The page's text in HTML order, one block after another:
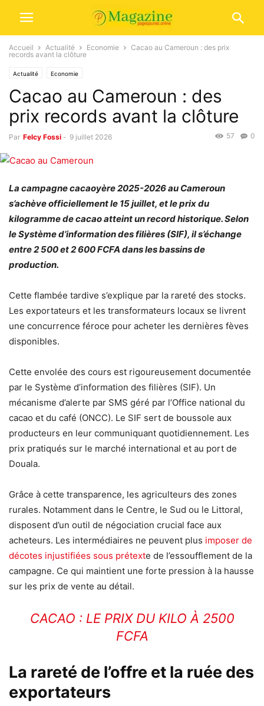
Accueil Actualité Economie
Cacao au Cameroun : des prix
records avant la clôture
Actualité Economie
Cacao au Cameroun : des
prix records avant la clôture
Par Felcy Fossi - 9 juillet 2026 0
57
La campagne cacaoyère 2025-2026 au Cameroun
s’achève officiellement le 15 juillet, et le prix du
kilogramme de cacao atteint un record historique. Selon
le Système d’information des filières (SIF), il s’échange
entre 2 500 et 2 600 FCFA dans les bassins de
production.
Cette flambée tardive s’explique par la rareté des stocks.
Les exportateurs et les transformateurs locaux se livrent
une concurrence féroce pour acheter les dernières fèves
disponibles.
Cette envolée des cours est rigoureusement documentée
par le Système d’information des filières (SIF). Un
mécanisme d’alerte par SMS géré par l’Office national du
cacao et du café (ONCC). Le SIF sert de boussole aux
producteurs en leur communiquant quotidiennement. Les
prix pratiqués sur le marché international et au port de
Douala.
Grâce à cette transparence, les agriculteurs des zones
rurales. Notamment dans le Centre, le Sud ou le Littoral,
disposent d’un outil de négociation crucial face aux
acheteurs. Les intermédiaires ne peuvent plus imposer de
décotes injustifiées sous prétexte de l’essoufflement de la
campagne. Ce qui maintient une forte pression à la hausse
sur les prix de vente au détail.
CACAO : LE PRIX DU KILO À 2500
FCFA
La rareté de l’offre et la ruée des
exportateurs